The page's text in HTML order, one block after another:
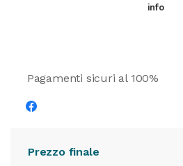
info
Pagamenti sicuri al 100%
Prezzo finale